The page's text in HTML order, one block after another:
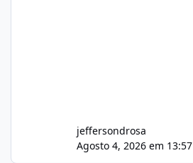
jeffersondrosa
Agosto 4, 2026 em 13:57